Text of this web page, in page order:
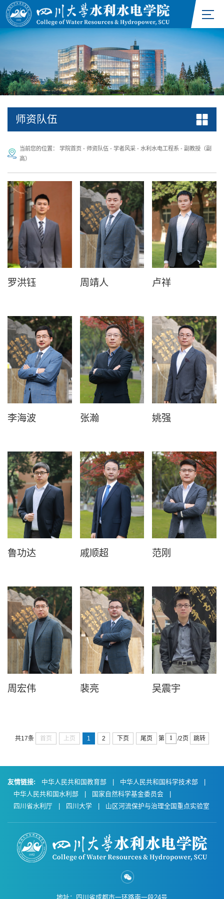
师资队伍
当前您的位置： 学院首页 - 师资队伍 - 学者风采 - 水利水电工程系 - 副教授（副
高）
罗洪钰 周靖人 卢祥
李海波 张瀚 姚强
鲁功达 戚顺超 范刚
周宏伟 裴亮 吴震宇
共17条 首页 上页 1 2 下页 尾页 第 /2页 跳转
友情链接: 中华人民共和国教育部 中华人民共和国科学技术部
中华人民共和国水利部
国家自然科学基金委员会
四川省水利厅
四川大学 山区河流保护与治理全国重点实验室
地址：四川省成都市一环路南一段24号